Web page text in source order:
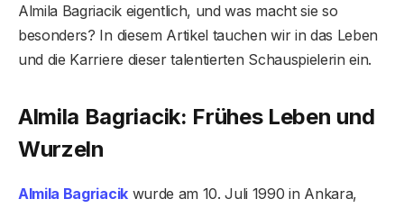
Almila Bagriacik eigentlich, und was macht sie so
besonders? In diesem Artikel tauchen wir in das Leben
und die Karriere dieser talentierten Schauspielerin ein.
Almila Bagriacik: Frühes Leben und
Wurzeln
Almila Bagriacikwurde am 10. Juli 1990 in Ankara,